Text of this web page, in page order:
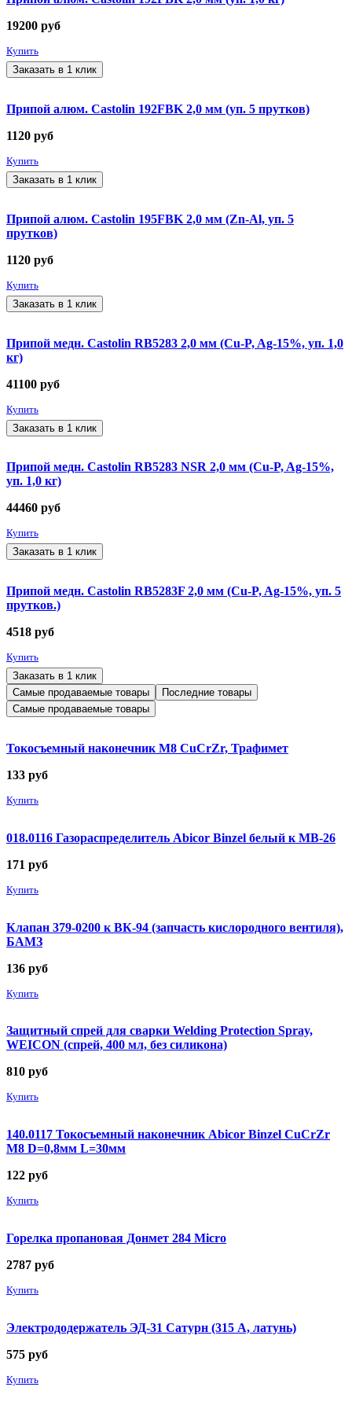
19200 руб
Купить
Заказать в 1 клик
Припой алюм. Castolin 192FBK 2,0 мм (уп. 5 прутков)
1120 руб
Купить
Заказать в 1 клик
Припой алюм. Castolin 195FBK 2,0 мм (Zn-Al, уп. 5
прутков)
1120 руб
Купить
Заказать в 1 клик
Припой медн. Castolin RB5283 2,0 мм (Cu-P, Ag-15%, уп. 1,0
кг)
41100 руб
Купить
Заказать в 1 клик
Припой медн. Castolin RB5283 NSR 2,0 мм (Cu-P, Ag-15%,
уп. 1,0 кг)
44460 руб
Купить
Заказать в 1 клик
Припой медн. Castolin RB5283F 2,0 мм (Cu-P, Ag-15%, уп. 5
прутков.)
4518 руб
Купить
Заказать в 1 клик
Самые продаваемые товары
Последние товары
Самые продаваемые товары
Токосъемный наконечник М8 CuCrZr, Трафимет
133 руб
Купить
018.0116 Газораспределитель Abicor Binzel белый к MB-26
171 руб
Купить
Клапан 379-0200 к ВК-94 (запчасть кислородного вентиля),
БАМЗ
136 руб
Купить
Защитный спрей для сварки Welding Protection Spray,
WEICON (спрей, 400 мл, без силикона)
810 руб
Купить
140.0117 Токосъемный наконечник Abicor Binzel CuCrZr
М8 D=0,8мм L=30мм
122 руб
Купить
Горелка пропановая Донмет 284 Micro
2787 руб
Купить
Электрододержатель ЭД-31 Сатурн (315 А, латунь)
575 руб
Купить